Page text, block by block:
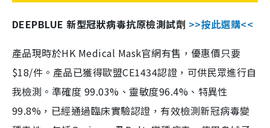
DEEPBLUE 新型冠狀病毒抗原檢測試劑 >>按此選購<<
產品現時於HK Medical Mask官網有售，優惠價只要
$18/件。產品已獲得歐盟CE1434認證，可供民眾進行自
我檢測。準確度 99.03%、靈敏度96.4%、特異性
99.8%，已經通過臨床實驗認證，有效檢測新冠病毒變